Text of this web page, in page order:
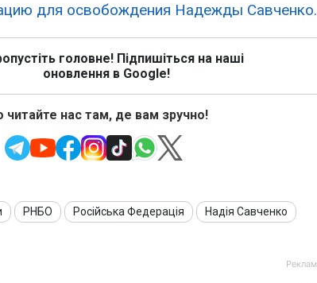
для освобождения Надежды Савченко.
головне! Підпишіться на наші
оновлення в Google!
читайте нас там, де вам зручно!
РНБО Російська Федерація Надія Савченко